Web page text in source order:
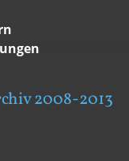
2008-2013